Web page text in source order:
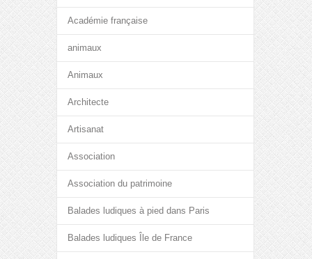
Académie française
animaux
Animaux
Architecte
Artisanat
Association
Association du patrimoine
Balades ludiques à pied dans Paris
Balades ludiques Île de France